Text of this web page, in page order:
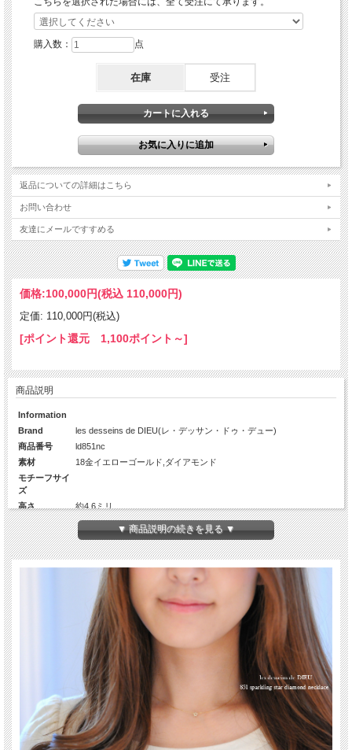
購入数： 点
在庫 受注
返品についての詳細はこちら
お問い合わせ
友達にメールですすめる
価格:100,000円(税込 110,000円)
定価: 110,000円(税込)
[ポイント還元 1,100ポイント～]
商品説明
Information
Brand
les desseins de DIEU(レ・デッサン・ドゥ・デュー)
商品番号
ld851nc
素材
18金イエローゴールド,ダイアモンド
モチーフサイ
ズ
高さ
約4.6ミリ
幅
約4.6ミリ
厚み
約1.0ミリ
Diamond
10Pcs(約0.9ミリ×10)
カラット数
約0.04ct
40センチ(アジャスター使用時37センチ)線径：約0.23ミリ、幅：約
0.8ミリ
日本
▼ 商品説明の続きを見る ▼